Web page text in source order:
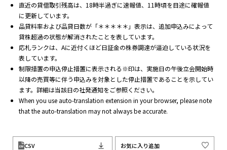
直近の貸借取引残高は、18時半過ぎに速報値、11時頃を目途に確報値
に更新しています。
品貸料率および品貸日数が「＊＊＊＊＊」表示は、追加申込みによって
貸株超過の状態が解消されたことを表しています。
応札ランクは、Aに近付くほど日証金の株券調達が逼迫している状況を
表しています。
制限措置の申込停止措置に表示される※印は、実施日の午後立会開始時
以降の売買等に伴う申込みを対象とした停止措置であることを示してい
ます。詳細は当該日の社発通知をご参照ください。
When you use auto-translation extension in your browser, please note
that the auto-translation may not always be accurate.
CSV お気に入り追加